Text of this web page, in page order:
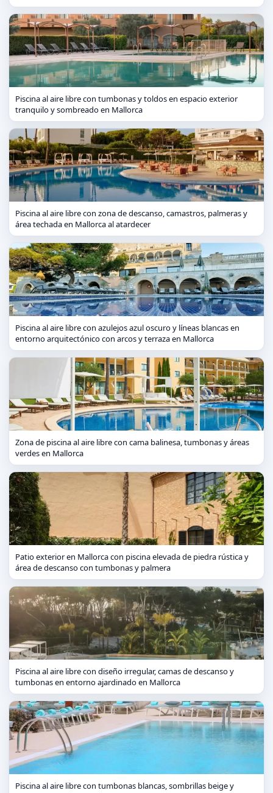
Piscina al aire libre con tumbonas y toldos en espacio exterior
tranquilo y sombreado en Mallorca
Piscina al aire libre con zona de descanso, camastros, palmeras y
área techada en Mallorca al atardecer
Piscina al aire libre con azulejos azul oscuro y líneas blancas en
entorno arquitectónico con arcos y terraza en Mallorca
Zona de piscina al aire libre con cama balinesa, tumbonas y áreas
verdes en Mallorca
Patio exterior en Mallorca con piscina elevada de piedra rústica y
área de descanso con tumbonas y palmera
Piscina al aire libre con diseño irregular, camas de descanso y
tumbonas en entorno ajardinado en Mallorca
Piscina al aire libre con tumbonas blancas, sombrillas beige y